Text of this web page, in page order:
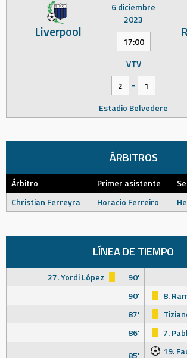
Liverpool
6 diciembre
2023
17:00
VTV
2
-
1
Estadio Belvedere
ÁRBITROS
Árbitro Primer asistente
Christian Ferreyra
Horacio Ferreiro
LÍNEA DE TIEMPO
27. Yordi López
90'
90'
8.
87'
86'
7.
85'
19.